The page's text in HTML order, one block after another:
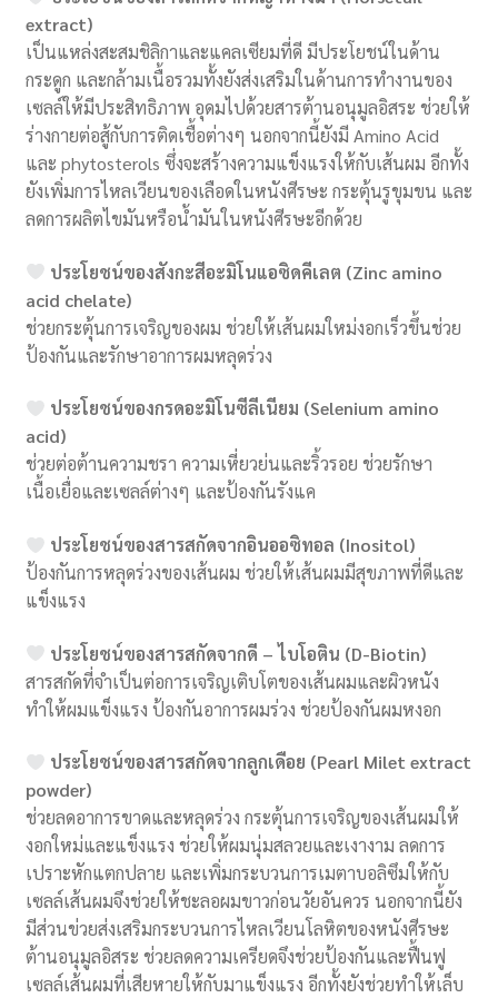
extract)
เป็นแหล่งสะสมชิลิกาและแคลเซียมที่ดี มีประโยชน์ในด้าน
กระดูก และกล้ามเนื้อรวมทั้งยังส่งเสริมในด้านการทำงานของ
เซลล์ให้มีประสิทธิภาพ อุดมไปด้วยสารต้านอนุมูลอิสระ ช่วยให้
ร่างกายต่อสู้กับการติดเชื้อต่างๆ นอกจากนี้ยังมี Amino Acid
และ phytosterols ซึ่งจะสร้างความแข็งแรงให้กับเส้นผม อีกทั้ง
ยังเพิ่มการไหลเวียนของเลือดในหนังศีรษะ กระตุ้นรูขุมขน และ
ลดการผลิตไขมันหรือน้ำมันในหนังศีรษะอีกด้วย
ประโยชน์ของสังกะสีอะมิโนแอซิดคีเลต (Zinc amino
acid chelate)
ช่วยกระตุ้นการเจริญของผม ช่วยให้เส้นผมใหม่งอกเร็วขึ้นช่วย
ป้องกันและรักษาอาการผมหลุดร่วง
ประโยชน์ของกรดอะมิโนซีลีเนียม (Selenium amino
acid)
ช่วยต่อต้านความชรา ความเหี่ยวย่นและริ้วรอย ช่วยรักษา
เนื้อเยื่อและเซลล์ต่างๆ และป้องกันรังแค
ประโยชน์ของสารสกัดจากอินออซิทอล (Inositol)
ป้องกันการหลุดร่วงของเส้นผม ช่วยให้เส้นผมมีสุขภาพที่ดีและ
แข็งแรง
ประโยชน์ของสารสกัดจากดี – ไบโอติน (D-Biotin)
สารสกัดที่จำเป็นต่อการเจริญเติบโตของเส้นผมและผิวหนัง
ทำให้ผมแข็งแรง ป้องกันอาการผมร่วง ช่วยป้องกันผมหงอก
ประโยชน์ของสารสกัดจากลูกเดือย (Pearl Milet extract
powder)
ช่วยลดอาการขาดและหลุดร่วง กระตุ้นการเจริญของเส้นผมให้
งอกใหม่และแข็งแรง ช่วยให้ผมนุ่มสลวยและเงางาม ลดการ
เปราะหักแตกปลาย และเพิ่มกระบวนการเมตาบอลิซึมให้กับ
เซลล์เส้นผมจึงช่วยให้ชะลอผมขาวก่อนวัยอันควร นอกจากนี้ยัง
มีส่วนข่วยส่งเสริมกระบวนการไหลเวียนโลหิตของหนังศีรษะ
ต้านอนุมูลอิสระ ช่วยลดความเครียดจึงช่วยป้องกันและฟื้นฟู
เซลล์เส้นผมที่เสียหายให้กับมาแข็งแรง อีกทั้งยังช่วยทำให้เล็บ